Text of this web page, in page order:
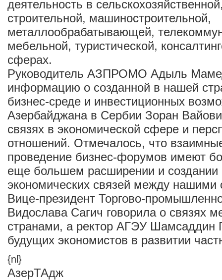
деятельность в
строительной, машиностроительной,
металлообрабатывающей,
мебельной, туристической,
сферах.
Руководитель АЗПРОМО Адыль
информацию о созданной в нашей
бизнес-среде и инвестиционных
Азербайджана в Сербии Зоран
связях в экономической сфере и
отношений. Отмечалось, что
проведение бизнес-форумов имеют
еще большем расширении и создании
экономических связей между нашими
Вице-президент Торгово-
Видослава Сагич говорила о связях
странами, а ректор АГЭУ Шамсаддин
будущих экономистов в развитии
{nl}
АзерТАдж